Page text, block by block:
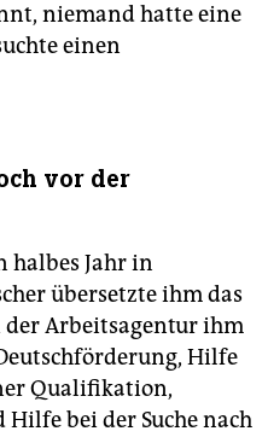
niemand hatte eine
einen
vor der
halbes Jahr in
übersetzte ihm das
der Arbeitsagentur ihm
Hilfe
Qualifikation,
bei der Suche nach